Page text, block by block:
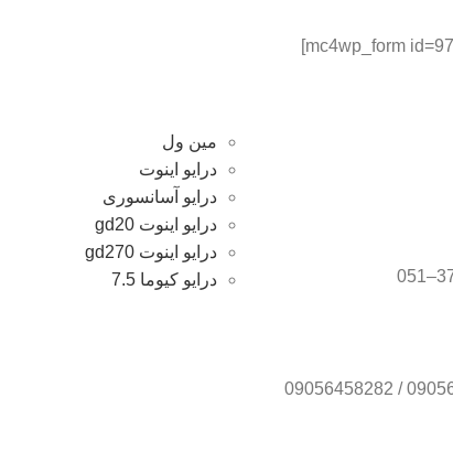
مین ول
درایو اینوت
درایو آسانسوری
درایو اینوت gd20
درایو اینوت gd270
درایو کیوما 7.5